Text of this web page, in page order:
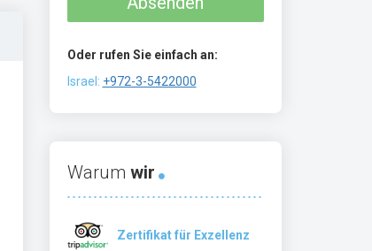
Oder rufen Sie einfach an:
Israel: +972-3-5422000
Warum wir
Zertifikat für Exzellenz